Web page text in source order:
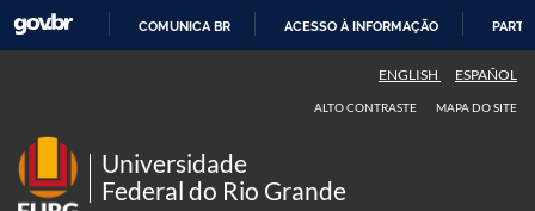
COMUNICA BR ACESSO À INFORMAÇÃO
ENGLISH ESPAÑOL
ALTO CONTRASTE MAPA DO SITE
Universidade
Federal do Rio Grande